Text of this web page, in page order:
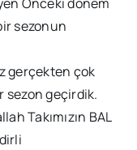
sezonun
gerçekten çok
sezon geçirdik.
Takımızın BAL